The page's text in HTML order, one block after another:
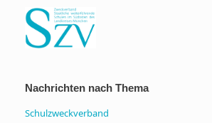
Nachrichten nach Thema
Schulzweckverband